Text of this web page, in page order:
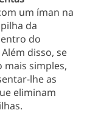
um íman na
da
do
disso, se
mais simples,
lhe as
eliminam